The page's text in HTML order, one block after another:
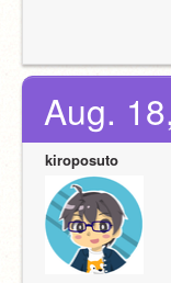
Aug.
kiroposuto